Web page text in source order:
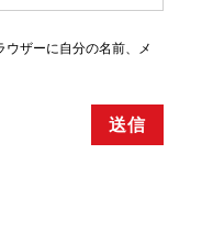
ザーに自分の名前、メ
送信